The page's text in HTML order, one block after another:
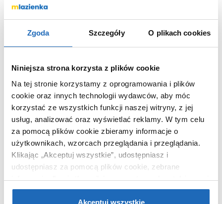
Zgoda Szczegóły O plikach cookies
Niniejsza strona korzysta z plików cookie
Na tej stronie korzystamy z oprogramowania i plików
cookie oraz innych technologii wydawców, aby móc
korzystać ze wszystkich funkcji naszej witryny, z jej
usług, analizować oraz wyświetlać reklamy. W tym celu
za pomocą plików cookie zbieramy informacje o
użytkownikach, wzorcach przeglądania i przeglądania.
Klikając „Akceptuj wszystkie”, udostępniasz i
udostępniasz za pomocą plików cookie, zebrane
informacje dla użytkowników zewnętrznych, a także nasi
partnerzy reklamowi.Jeśli chcesz, włącz „Tylko
wymagane pliki cookie”.Pamiętaj jednak, że
Akceptuj wszystkie
Marka
Kolor
czarny
Montaż
przykręcany
Kod EAN
8720553004899
Wymiary z
8 x 52 x 6 cm
Waga z opakowaniem
0,56 kg
Dane producenta
Zobacz